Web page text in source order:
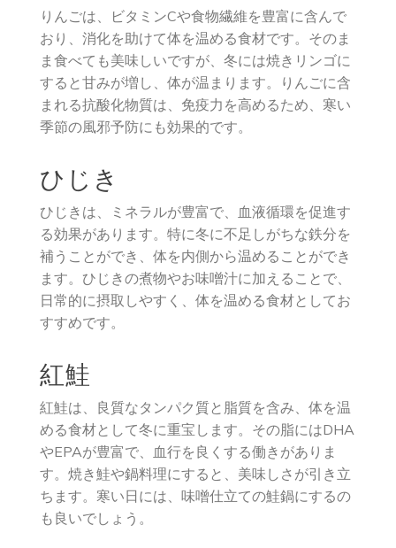
りんごは、ビタミンCや食物繊維を豊富に含んで
おり、消化を助けて体を温める食材です。そのま
ま食べても美味しいですが、冬には焼きリンゴに
すると甘みが増し、体が温まります。りんごに含
まれる抗酸化物質は、免疫力を高めるため、寒い
季節の風邪予防にも効果的です。
ひじき
ひじきは、ミネラルが豊富で、血液循環を促進す
る効果があります。特に冬に不足しがちな鉄分を
補うことができ、体を内側から温めることができ
ます。ひじきの煮物やお味噌汁に加えることで、
日常的に摂取しやすく、体を温める食材としてお
すすめです。
紅鮭
紅鮭は、良質なタンパク質と脂質を含み、体を温
める食材として冬に重宝します。その脂にはDHA
やEPAが豊富で、血行を良くする働きがありま
す。焼き鮭や鍋料理にすると、美味しさが引き立
ちます。寒い日には、味噌仕立ての鮭鍋にするの
も良いでしょう。